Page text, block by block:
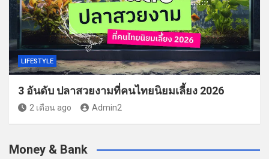
LIFESTYLE
3 อันดับ ปลาสวยงามที่คนไทยนิยมเลี้ยง 2026
2 เดือน ago Admin2
Money & Bank